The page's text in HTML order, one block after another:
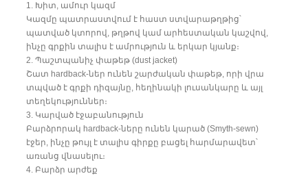
1. Խիտ, ամուր կազմ
Կազմը պատրաստվում է հաստ ստվարաթղթից՝
պատված կտորով, թղթով կամ արհեստական կաշվով,
ինչը գրքին տալիս է ամրություն և երկար կյանք։
2. Պաշտպանիչ փաթեթ (dust jacket)
Շատ hardback-ներ ունեն շարժական փաթեթ, որի վրա
տպված է գրքի դիզայնը, հեղինակի լուսանկարը և այլ
տեղեկություններ։
3. Կարված էջաբանություն
Բարձրորակ hardback-ները ունեն կարած (Smyth-sewn)
էջեր, ինչը թույլ է տալիս գիրքը բացել հարմարավետ՝
առանց վնասելու։
4. Բարձր արժեք